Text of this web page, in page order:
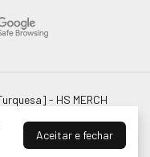
Aceitar e fechar
- HS MERCH